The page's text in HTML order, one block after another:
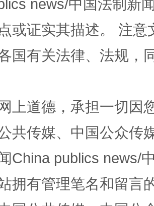
计划来了！等你上场
大球赛在茂县开幕 规模
news/中国法制新
或证实其描述。 注
国有关法律、法规，
上道德，承担一切因
共传媒、中国公众传
China publics news/
拥有管理笔名和留言